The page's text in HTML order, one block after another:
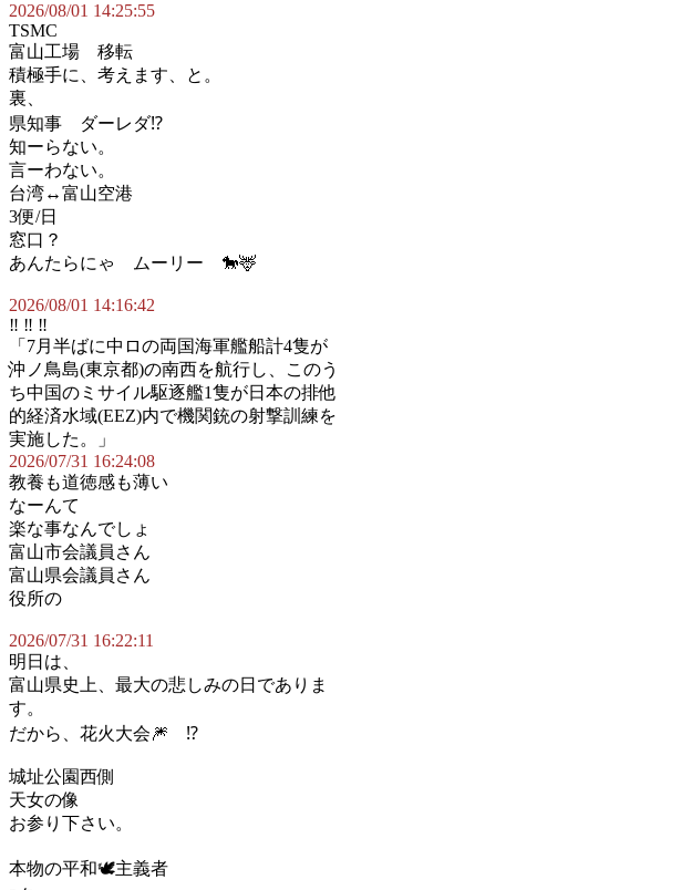
2026/08/01 14:25:55
TSMC
富山工場 移転
積極手に、考えます、と。
裏、
県知事 ダーレダ⁉️
知ーらない。
言ーわない。
台湾↔️富山空港
3便/日
窓口？
あんたらにゃ ムーリー 🐎🦌
2026/08/01 14:16:42
‼️ ‼️ ‼️
「7月半ばに中ロの両国海軍艦船計4隻が
沖ノ鳥島(東京都)の南西を航行し、このう
ち中国のミサイル駆逐艦1隻が日本の排他
的経済水域(EEZ)内で機関銃の射撃訓練を
実施した。」
2026/07/31 16:24:08
教養も道徳感も薄い
なーんて
楽な事なんでしょ
富山市会議員さん
富山県会議員さん
役所の
2026/07/31 16:22:11
明日は、
富山県史上、最大の悲しみの日でありま
す。
だから、花火大会🎆 ⁉️
城址公園西側
天女の像
お参り下さい。
本物の平和🕊️主義者